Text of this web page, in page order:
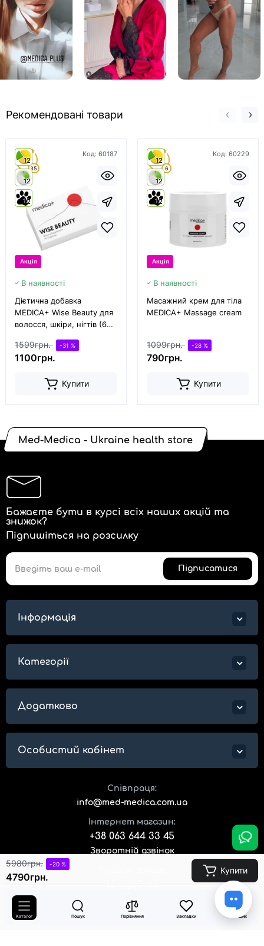
Каталог Пошук Порівняння Закладки Кошик
Рекомендовані товари
Код: 60187
4.9
35
12
12
12
Акція
В наявності
Дієтична добавка
MEDICA+ Wise Beauty для
волосся, шкіри, нігтів (60
1599грн. -31 %
1100грн.
Купити
Код: 60229
5
6
12
12
12
Акція
В наявності
Масажний крем для тіла
MEDICA+ Massage cream
1099грн. -28 %
790грн.
Купити
5980грн. -20 %
4790грн.
Купити
Med-Medica - Ukraine health store
Бажаєте бути в курсі всіх наших акцій та
знижок?
Підпишіться на розсилку
Підписатися
Інформація
Категорії
Додатково
Особистий кабінет
Співпраця:
info@med-medica.com.ua
Інтернет магазин:
+38 063 644 33 45
Зворотній дзвінок
Адреса магазину:
м.Київ, вул. Кирилівська, 160/20